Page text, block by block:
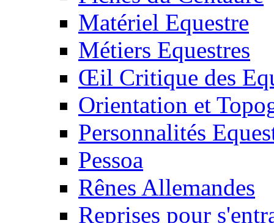
Matériel Equestre
Métiers Equestres
Œil Critique des
Orientation et
Personnalités
Pessoa
Rênes Allemandes
Reprises pour